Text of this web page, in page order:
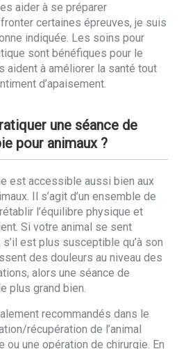
aider à se préparer
certaines épreuves, je suis
indiquée. Les soins pour
sont bénéfiques pour le
aident à améliorer la santé tout
d’apaisement.
une séance de
pour animaux ?
est accessible aussi bien aux
Il s’agit d’un ensemble de
l’équilibre physique et
Si votre animal se sent
est plus susceptible qu’à son
des douleurs au niveau des
alors une séance de
plus grand bien.
recommandés dans le
récupération de l’animal
ou une opération de chirurgie. En